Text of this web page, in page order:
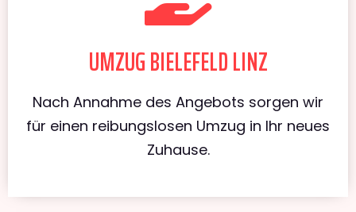
UMZUG BIELEFELD LINZ
Nach Annahme des Angebots sorgen wir
für einen reibungslosen Umzug in Ihr neues
Zuhause.